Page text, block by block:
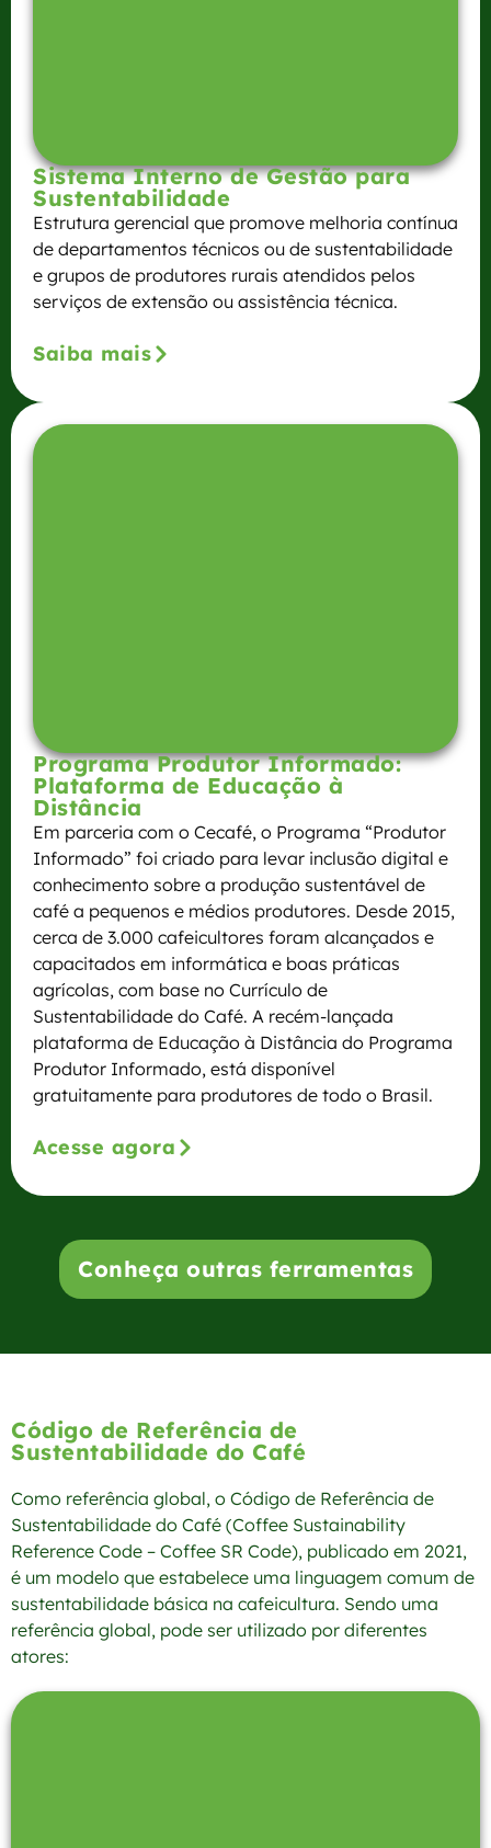
Sistema Interno de Gestão para
Sustentabilidade
Estrutura gerencial que promove melhoria contínua
de departamentos técnicos ou de sustentabilidade
e grupos de produtores rurais atendidos pelos
serviços de extensão ou assistência técnica.
Saiba mais
Programa Produtor Informado:
Plataforma de Educação à
Distância
Em parceria com o Cecafé, o Programa “Produtor
Informado” foi criado para levar inclusão digital e
conhecimento sobre a produção sustentável de
café a pequenos e médios produtores. Desde 2015,
cerca de 3.000 cafeicultores foram alcançados e
capacitados em informática e boas práticas
agrícolas, com base no Currículo de
Sustentabilidade do Café. A recém-lançada
plataforma de Educação à Distância do Programa
Produtor Informado, está disponível
gratuitamente para produtores de todo o Brasil.
Acesse agora
Conheça outras ferramentas
Código de Referência de
Sustentabilidade do Café
Como referência global, o Código de Referência de
Sustentabilidade do Café (Coffee Sustainability
Reference Code – Coffee SR Code), publicado em 2021,
é um modelo que estabelece uma linguagem comum de
sustentabilidade básica na cafeicultura. Sendo uma
referência global, pode ser utilizado por diferentes
atores: